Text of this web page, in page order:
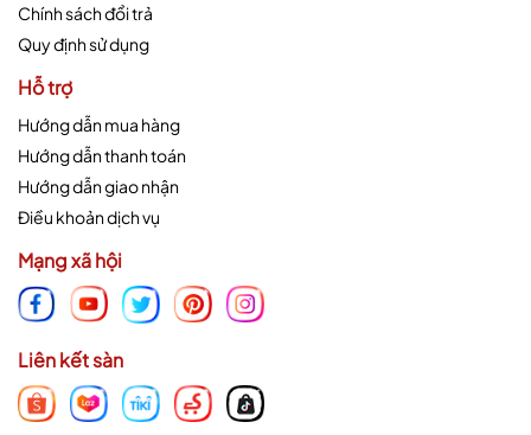
Chính sách đổi trả
Quy định sử dụng
Hỗ trợ
Hướng dẫn mua hàng
Hướng dẫn thanh toán
Hướng dẫn giao nhận
Điều khoản dịch vụ
Mạng xã hội
Liên kết sàn